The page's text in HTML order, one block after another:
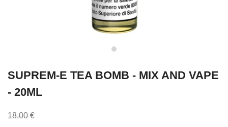
SUPREM-E TEA BOMB - MIX AND VAPE
- 20ML
18,00 €